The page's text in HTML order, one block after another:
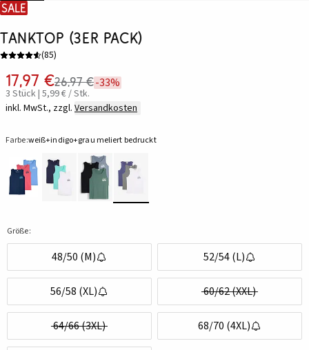
SALE
Tanktop (3er Pack)
(85)
17,97 €26,97 €-33%
3 Stück | 5,99 € / Stk.
inkl. MwSt., zzgl. Versandkosten
Farbe:weiß+indigo+grau meliert bedruckt
Größe:
48/50 (M) 52/54 (L)
56/58 (XL) 60/62 (XXL)
64/66 (3XL) 68/70 (4XL)